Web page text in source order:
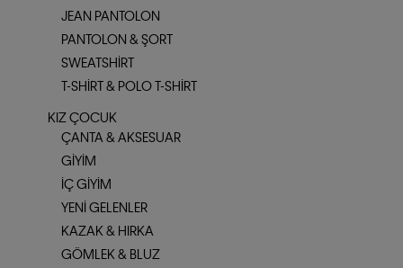
JEAN PANTOLON
PANTOLON & ŞORT
SWEATSHIRT
T-SHIRT & POLO T-SHIRT
KIZ ÇOCUK
ÇANTA & AKSESUAR
GIYIM
İÇ GIYIM
YENI GELENLER
KAZAK & HIRKA
GÖMLEK & BLUZ